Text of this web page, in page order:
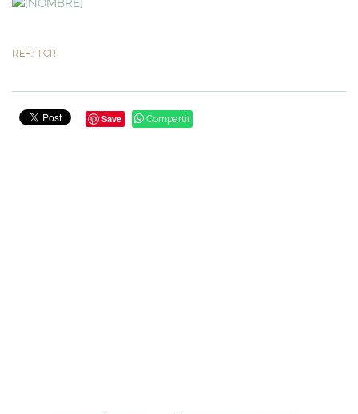
REF.: TCR
Save Compartir